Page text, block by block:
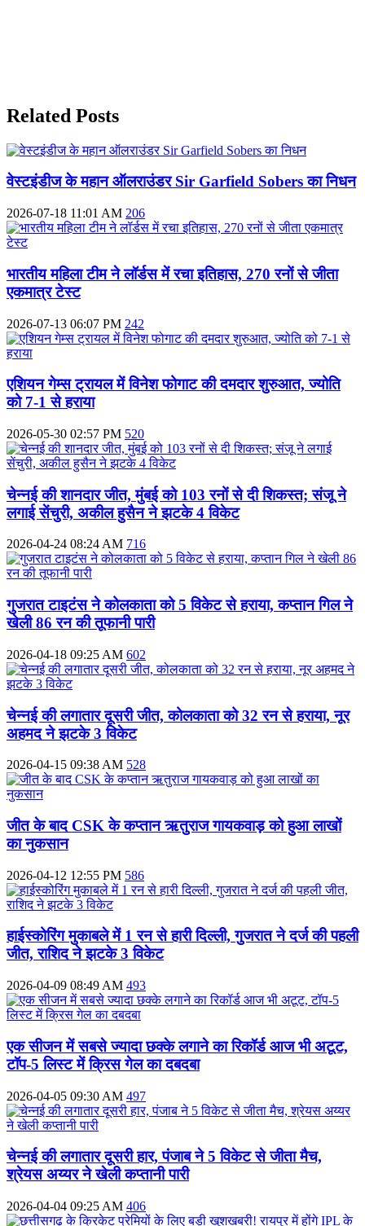
Related Posts
वेस्टइंडीज के महान ऑलराउंडर Sir Garfield Sobers का निधन
2026-07-18 11:01 AM 206
भारतीय महिला टीम ने लॉर्डस में रचा इतिहास, 270 रनों से जीता
एकमात्र टेस्ट
2026-07-13 06:07 PM 242
एशियन गेम्स ट्रायल में विनेश फोगाट की दमदार शुरुआत, ज्योति
को 7-1 से हराया
2026-05-30 02:57 PM 520
चेन्नई की शानदार जीत, मुंबई को 103 रनों से दी शिकस्त; संजू ने
लगाई सेंचुरी, अकील हुसैन ने झटके 4 विकेट
2026-04-24 08:24 AM 716
गुजरात टाइटंस ने कोलकाता को 5 विकेट से हराया, कप्तान गिल ने
खेली 86 रन की तूफानी पारी
2026-04-18 09:25 AM 602
चेन्नई की लगातार दूसरी जीत, कोलकाता को 32 रन से हराया, नूर
अहमद ने झटके 3 विकेट
2026-04-15 09:38 AM 528
जीत के बाद CSK के कप्तान ऋतुराज गायकवाड़ को हुआ लाखों
का नुकसान
2026-04-12 12:55 PM 586
हाईस्कोरिंग मुकाबले में 1 रन से हारी दिल्ली, गुजरात ने दर्ज की पहली
जीत, राशिद ने झटके 3 विकेट
2026-04-09 08:49 AM 493
एक सीजन में सबसे ज्यादा छक्के लगाने का रिकॉर्ड आज भी अटूट,
टॉप-5 लिस्ट में क्रिस गेल का दबदबा
2026-04-05 09:30 AM 497
चेन्नई की लगातार दूसरी हार, पंजाब ने 5 विकेट से जीता मैच,
श्रेयस अय्यर ने खेली कप्तानी पारी
2026-04-04 09:25 AM 406